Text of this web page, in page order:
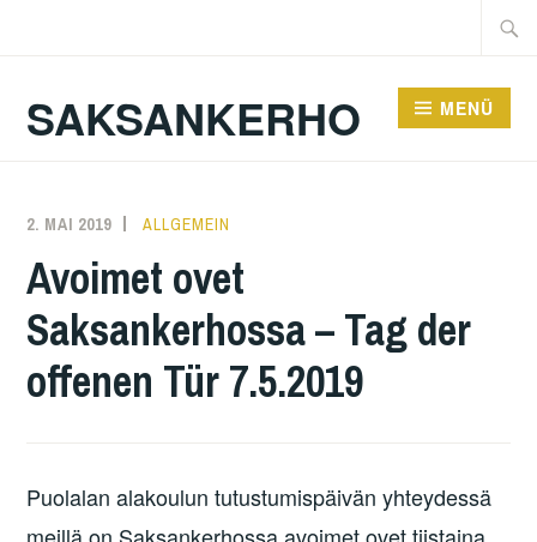
Suche
SAKSANKERHO MENÜ
2. MAI 2019 KAREN
ALLGEMEIN
Avoimet ovet
Saksankerhossa – Tag der
offenen Tür 7.5.2019
Puolalan alakoulun tutustumispäivän yhteydessä